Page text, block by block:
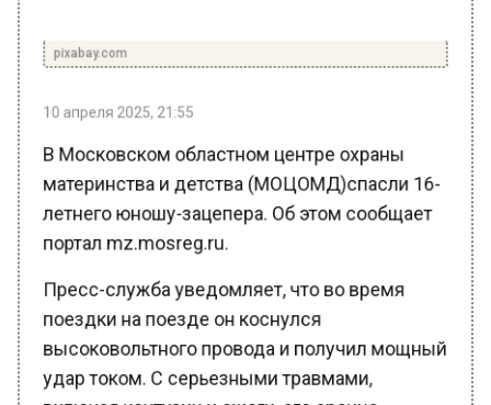
В Московском областном центре охраны
материнства и детства (МОЦОМД)спасли 16-
летнего юношу-зацепера. Об этом сообщает
портал mz.mosreg.ru.
поездки на поезде он коснулся
высоковольтного провода и получил мощный
удар током. С серьезными травмами,
включая контузии и ожоги, его срочно